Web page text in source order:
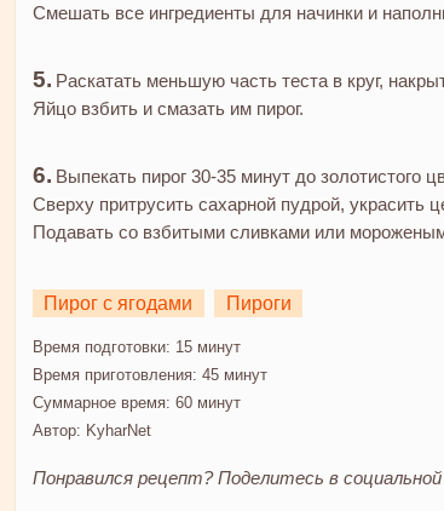
Смешать все ингредиенты для начинки и
Раскатать меньшую часть теста в круг,
Яйцо взбить и смазать им пирог.
Выпекать пирог 30-35 минут до золотистого
Сверху притрусить сахарной пудрой,
Подавать со взбитыми сливками или
Пирог с ягодами Пироги
Время подготовки: 15 минут
Время приготовления: 45 минут
Суммарное время: 60 минут
Автор: KyharNet
Понравился рецепт? Поделитесь в